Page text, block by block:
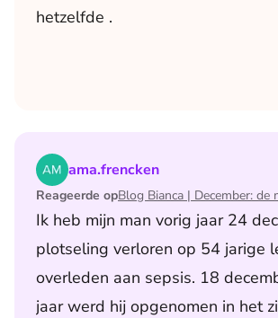
hetzelfde .
ama.frencken
Reageerde op
Ik heb mijn man vorig jaar 24
plotseling verloren op 54 jarige
overleden aan sepsis. 18
jaar werd hij opgenomen in het
Lees het artikel Blog Bianca |